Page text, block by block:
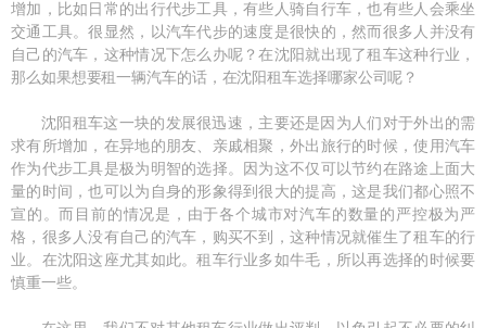
增加，比如日常的出行代步工具，有些人骑自行车，也有些人会乘坐
交通工具。很显然，以汽车代步的速度是很快的，然而很多人并没有
自己的汽车，这种情况下怎么办呢？在沈阳就出现了租车这种行业，
那么如果想要租一辆汽车的话，在沈阳租车选择哪家公司呢？
沈阳租车这一块的发展很迅速，主要还是因为人们对于外出的需
求有所增加，在异地的朋友、亲戚相聚，外出旅行的时候，使用汽车
作为代步工具是极为明智的选择。因为这不仅可以节约在路途上面大
量的时间，也可以为自身的形象得到很大的提高，这是我们都心照不
宣的。而目前的情况是，由于各个城市对汽车的数量的严控极为严
格，很多人没有自己的汽车，购买不到，这种情况就催生了租车的行
业。在沈阳这座尤其如此。租车行业多如牛毛，所以再选择的时候要
慎重一些。